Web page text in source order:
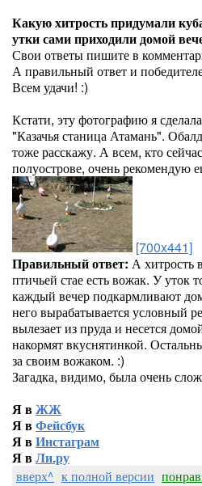
Какую хитрость придумали
утки сами приходили домой
Свои ответы пишите в
А правильный ответ и
Всем удачи! :)
Кстати, эту фотографию я
"Казачья станица Атамань".
тоже расскажу. А всем, кто
полуострове, очень рекомендую
[700x441]
Правильный ответ: А хитрость
птичьей стае есть вожак. У уток
каждый вечер подкармливают
него вырабатывается условный
вылезает из пруда и несется
накормят вкуснятинкой.
за своим вожаком. :)
Загадка, видимо, была очень
Я вЖЖ
Я вФейсбук
Я вИнстаграм
Я вЛи.ру
вверх^ к полной версии